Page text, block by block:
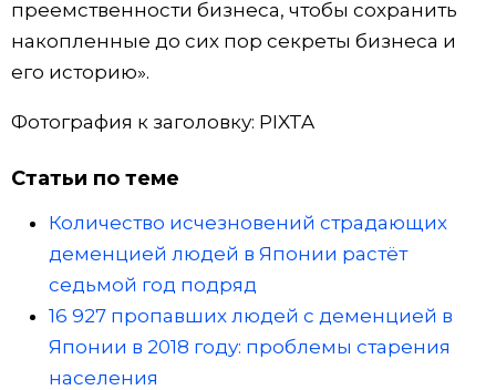
преемственности бизнеса, чтобы сохранить
накопленные до сих пор секреты бизнеса и
его историю».
Фотография к заголовку: PIXTA
Статьи по теме
Количество исчезновений страдающих
деменцией людей в Японии растёт
седьмой год подряд
16 927 пропавших людей с деменцией в
Японии в 2018 году: проблемы старения
населения